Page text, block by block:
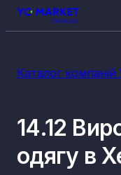
Каталог компаній
14.12
одягу в